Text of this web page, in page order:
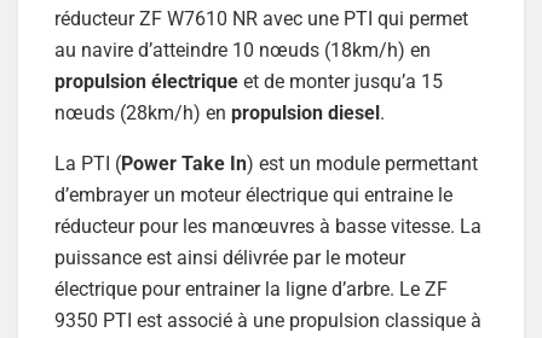
réducteur ZF W7610 NR avec une PTI qui permet
au navire d’atteindre 10 nœuds (18km/h) en
propulsion électrique et de monter jusqu’a 15
nœuds (28km/h) en propulsion diesel.
La PTI (Power Take In) est un module permettant
d’embrayer un moteur électrique qui entraine le
réducteur pour les manœuvres à basse vitesse. La
puissance est ainsi délivrée par le moteur
électrique pour entrainer la ligne d’arbre. Le ZF
9350 PTI est associé à une propulsion classique à